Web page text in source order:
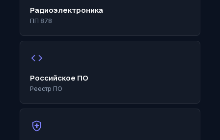
Радиоэлектроника
ПП 878
code
Российское ПО
Реестр ПО
health_and_safety